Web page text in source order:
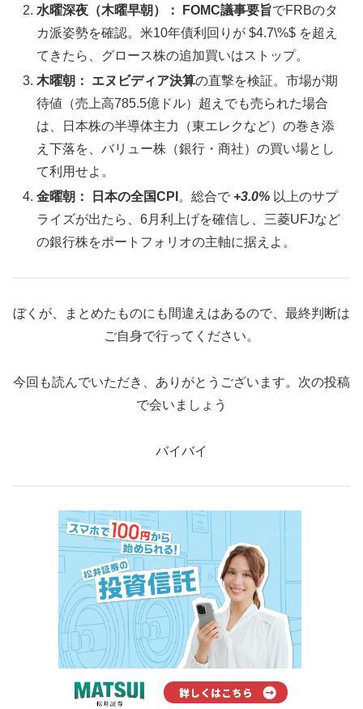
水曜深夜（木曜早朝）：
FOMC議事要旨でFRBのタ
カ派姿勢を確認。米10年債利回りが $4.7\%$ を超え
てきたら、グロース株の追加買いはストップ。
木曜朝：
エヌビディア決算の直撃を検証。市場が期
待値（売上高785.5億ドル）超えでも売られた場合
は、日本株の半導体主力（東エレクなど）の巻き添
え下落を、バリュー株（銀行・商社）の買い場とし
て利用せよ。
金曜朝：
日本の全国CPI 。総合で +3.0% 以上のサプ
ライズが出たら、6月利上げを確信し、三菱UFJなど
の銀行株をポートフォリオの主軸に据えよ。
ぼくが、まとめたものにも間違えはあるので、最終判断は
ご自身で行ってください。
今回も読んでいただき、ありがとうございます。次の投稿
で会いましょう
バイバイ